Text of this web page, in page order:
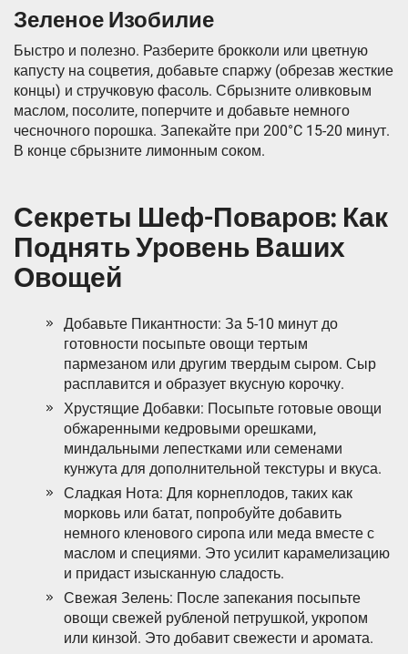
Зеленое Изобилие
Быстро и полезно. Разберите брокколи или цветную
капусту на соцветия, добавьте спаржу (обрезав жесткие
концы) и стручковую фасоль. Сбрызните оливковым
маслом, посолите, поперчите и добавьте немного
чесночного порошка. Запекайте при 200°C 15-20 минут.
В конце сбрызните лимонным соком.
Секреты Шеф-Поваров: Как
Поднять Уровень Ваших
Овощей
Добавьте Пикантности: За 5-10 минут до
готовности посыпьте овощи тертым
пармезаном или другим твердым сыром. Сыр
расплавится и образует вкусную корочку.
Хрустящие Добавки: Посыпьте готовые овощи
обжаренными кедровыми орешками,
миндальными лепестками или семенами
кунжута для дополнительной текстуры и вкуса.
Сладкая Нота: Для корнеплодов, таких как
морковь или батат, попробуйте добавить
немного кленового сиропа или меда вместе с
маслом и специями. Это усилит карамелизацию
и придаст изысканную сладость.
Свежая Зелень: После запекания посыпьте
овощи свежей рубленой петрушкой, укропом
или кинзой. Это добавит свежести и аромата.